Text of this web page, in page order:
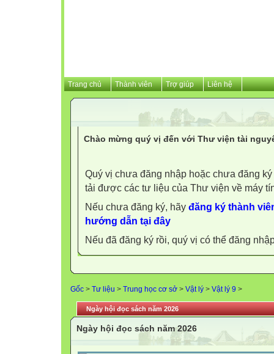
Trang chủ Thành viên Trợ giúp Liên hệ
Chào mừng quý vị đến với Thư viện tài
Quý vị chưa đăng nhập hoặc chưa đăng
tải được các tư liệu của Thư viện về máy
Nếu chưa đăng ký, hãy đăng ký thành
hướng dẫn tại đây
Nếu đã đăng ký rồi, quý vị có thể đăng
Gốc > Tư liệu > Trung học cơ sở > Vật lý > Vật lý 9 >
Ngày hội đọc sách năm 2026
Ngày hội đọc sách năm 2026